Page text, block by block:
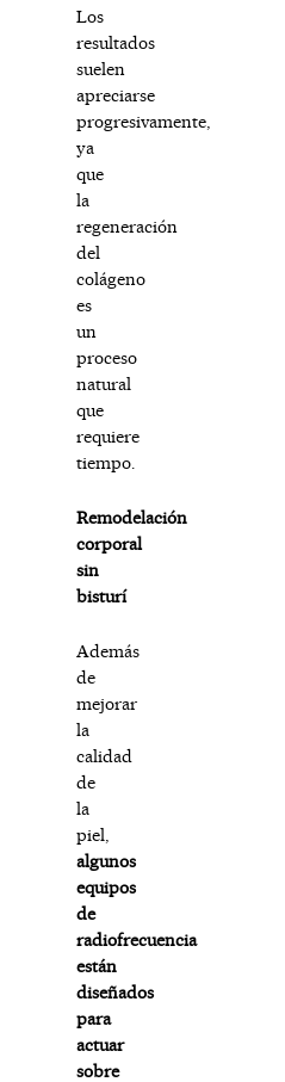
Los
resultados
suelen
apreciarse
progresivamente,
ya
que
la
regeneración
del
colágeno
es
un
proceso
natural
que
requiere
tiempo.
Remodelación
corporal
sin
bisturí
Además
de
mejorar
la
calidad
de
la
piel,
algunos
equipos
de
radiofrecuencia
están
diseñados
para
actuar
sobre